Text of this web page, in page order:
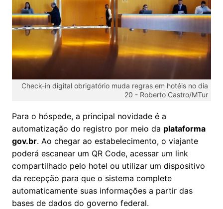
Check-in digital obrigatório muda regras em hotéis no dia
20 - Roberto Castro/MTur
Para o hóspede, a principal novidade é a
automatização do registro por meio da plataforma
gov.br. Ao chegar ao estabelecimento, o viajante
poderá escanear um QR Code, acessar um link
compartilhado pelo hotel ou utilizar um dispositivo
da recepção para que o sistema complete
automaticamente suas informações a partir das
bases de dados do governo federal.